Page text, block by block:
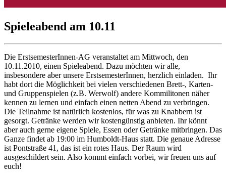
Spieleabend am 10.11
Die ErstsemesterInnen-AG veranstaltet am Mittwoch, den
10.11.2010, einen Spieleabend. Dazu möchten wir alle,
insbesondere aber unsere ErstsemesterInnen, herzlich einladen. Ihr
habt dort die Möglichkeit bei vielen verschiedenen Brett-, Karten-
und Gruppenspielen (z.B. Werwolf) andere Kommilitonen näher
kennen zu lernen und einfach einen netten Abend zu verbringen.
Die Teilnahme ist natürlich kostenlos, für was zu Knabbern ist
gesorgt. Getränke werden wir kostengünstig anbieten. Ihr könnt
aber auch gerne eigene Spiele, Essen oder Getränke mitbringen. Das
Ganze findet ab 19:00 im Humboldt-Haus statt. Die genaue Adresse
ist Pontstraße 41, das ist ein rotes Haus. Der Raum wird
ausgeschildert sein. Also kommt einfach vorbei, wir freuen uns auf
euch!